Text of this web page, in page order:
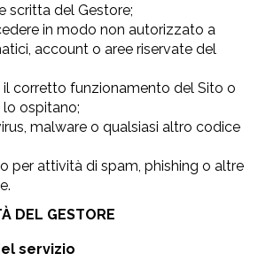
scritta del Gestore;
in modo non autorizzato a
account o aree riservate del
il corretto funzionamento del Sito o
lo ospitano;
malware o qualsiasi altro codice
per attività di spam, phishing o altre
DEL GESTORE
servizio